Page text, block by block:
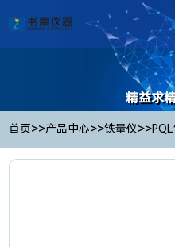
精益求
Striving for
首页>>产品中心>>铁量仪>>